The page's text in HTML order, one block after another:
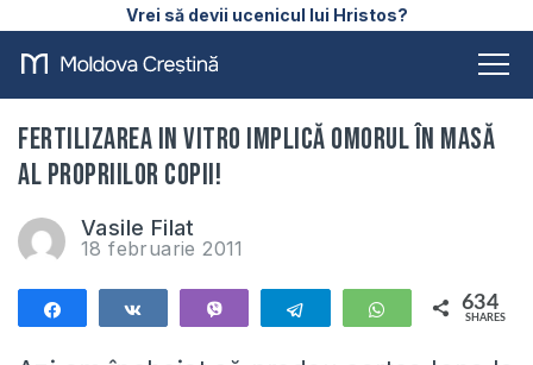
Vrei să devii ucenicul lui Hristos?
Fertilizarea in vitro implică omorul în masă
al propriilor copii!
Vasile Filat
18 februarie 2011
Telegram WhatsApp
634
SHARES